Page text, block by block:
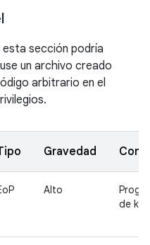
esta sección podría
un archivo creado
arbitrario en el
Gravedad
Alto
de